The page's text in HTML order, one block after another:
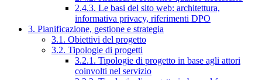
2.4.3. Le basi del sito web: architettura,
informativa privacy, riferimenti DPO
3. Pianificazione, gestione e strategia
3.1. Obiettivi del progetto
3.2. Tipologie di progetti
3.2.1. Tipologie di progetto in base agli attori
coinvolti nel servizio